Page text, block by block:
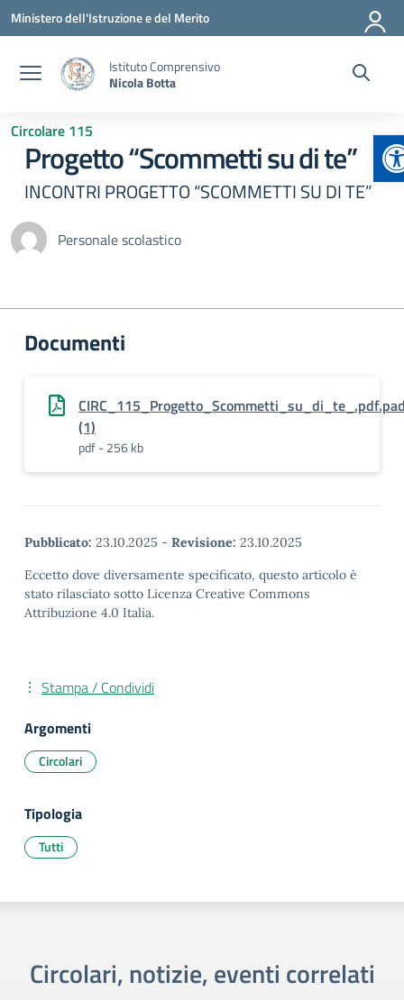
Vai ai contenuti
Vai al menu di navigazione
Vai al footer
Ministero dell'Istruzione e del Merito
Istituto Comprensivo
Nicola Botta
Circolare 115
Progetto “Scommetti su di te”
INCONTRI PROGETTO “SCOMMETTI SU DI TE”
Personale scolastico
Documenti
(1)
pdf - 256 kb
Pubblicato: 23.10.2025 - Revisione: 23.10.2025
Eccetto dove diversamente specificato, questo articolo è
stato rilasciato sotto Licenza Creative Commons
Attribuzione 4.0 Italia.
Stampa / Condividi
Argomenti
Circolari
Tipologia
Tutti
Circolari, notizie, eventi correlati